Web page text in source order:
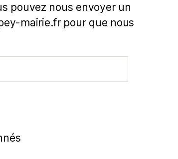
pouvez nous envoyer un
mairie.fr pour que nous